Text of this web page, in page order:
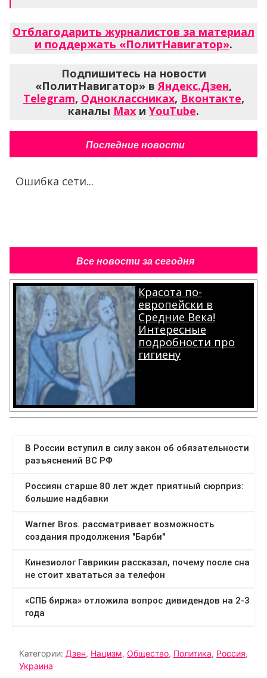
Отблагодарить журналистов за материал
и поддержать «ПолитНавигатор».
Подпишитесь на новости
«ПолитНавигатор» вЯндекс.Дзен,
Telegram, Одноклассниках, Вконтакте,
каналы Max и YouTube.
Последние новости
Ошибка сети...
Все новости за сегодня
Красота по-
европейски в
Средние Века!
Интересные
подробности про
гигиену
.
Категории: Дзен, Нацизм, Общество, Политика, Россия,
Украина